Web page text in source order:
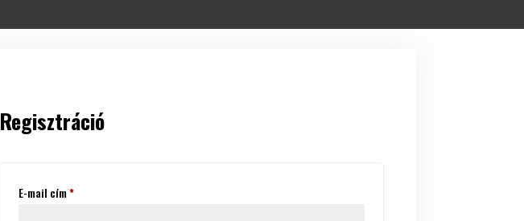
Regisztráció
E-mail cím*Kötelező